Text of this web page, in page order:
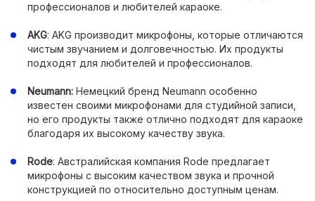
профессионалов и любителей караоке.
AKG: AKG производит микрофоны, которые отличаются
чистым звучанием и долговечностью. Их продукты
подходят для любителей и профессионалов.
Neumann: Немецкий бренд Neumann особенно
известен своими микрофонами для студийной записи,
но его продукты также отлично подходят для караоке
благодаря их высокому качеству звука.
Rode: Австралийская компания Rode предлагает
микрофоны с высоким качеством звука и прочной
конструкцией по относительно доступным ценам.